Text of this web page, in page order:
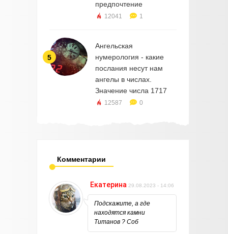
предпочтение
12041 1
5
Ангельская
нумерология - какие
послания несут нам
ангелы в числах.
Значение числа 1717
12587 0
Комментарии
Екатерина 29.08.2023 - 14:06
Подскажите, а где
находятся камни
Титанов ? Соб